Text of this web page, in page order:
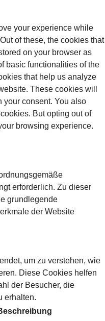
your experience while
of these, the cookies that
on your browser as
basic functionalities of the
that help us analyze
These cookies will
your consent. You also
But opting out of
browsing experience.
erforderlich. Zu dieser
grundlegende
der Website
um zu verstehen, wie
Diese Cookies helfen
der Besucher, die
erhalten.